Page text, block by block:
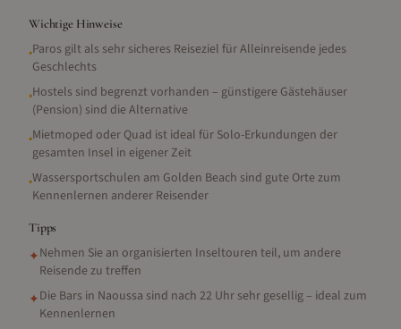
Wichtige Hinweise
•Paros gilt als sehr sicheres Reiseziel für Alleinreisende jedes
Geschlechts
•Hostels sind begrenzt vorhanden – günstigere Gästehäuser
(Pension) sind die Alternative
•Mietmoped oder Quad ist ideal für Solo-Erkundungen der
gesamten Insel in eigener Zeit
•Wassersportschulen am Golden Beach sind gute Orte zum
Kennenlernen anderer Reisender
Tipps
✦Nehmen Sie an organisierten Inseltouren teil, um andere
Reisende zu treffen
✦Die Bars in Naoussa sind nach 22 Uhr sehr gesellig – ideal zum
Kennenlernen